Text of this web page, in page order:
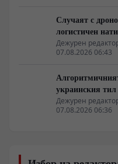
Случаят с
логистичен
Берлин
Дежурен
07.08.2026 06:43
украинския
Дежурен
07.08.2026 06:36